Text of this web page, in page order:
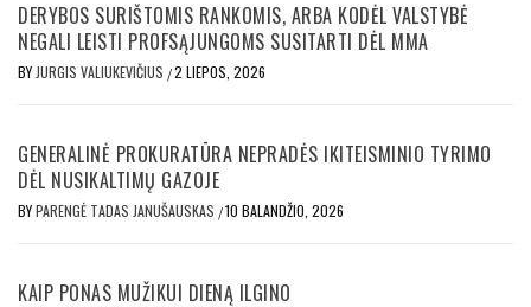
DERYBOS SURIŠTOMIS RANKOMIS, ARBA KODĖL VALSTYBĖ
NEGALI LEISTI PROFSĄJUNGOMS SUSITARTI DĖL MMA
BY JURGIS VALIUKEVIČIUS /2 LIEPOS, 2026
GENERALINĖ PROKURATŪRA NEPRADĖS IKITEISMINIO TYRIMO
DĖL NUSIKALTIMŲ GAZOJE
BYPARENGĖ TADAS JANUŠAUSKAS /10 BALANDŽIO, 2026
KAIP PONAS MUŽIKUI DIENĄ ILGINO